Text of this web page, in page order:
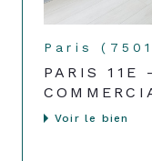
Paris
PARIS
Voir le bien